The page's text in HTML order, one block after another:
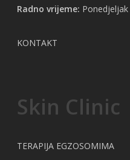
Radno vrijeme:
KONTAKT
Skin Clinic
TERAPIJA EGZOSOMIMA